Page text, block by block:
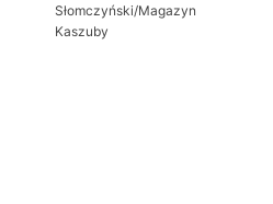
Słomczyński/Magazyn
Kaszuby